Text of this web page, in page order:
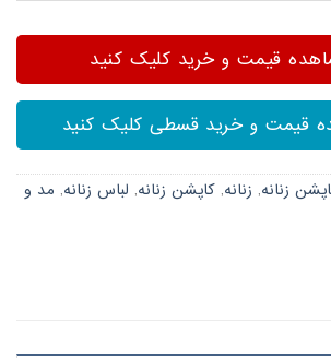
قیمت و خرید کلیک کنید
قیمت و خرید قسطی کلیک کنید
زنانه, زنانه, کاپشن زنانه, لباس زنانه, مد و